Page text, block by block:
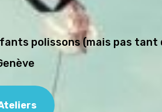
polissons (mais pas tant